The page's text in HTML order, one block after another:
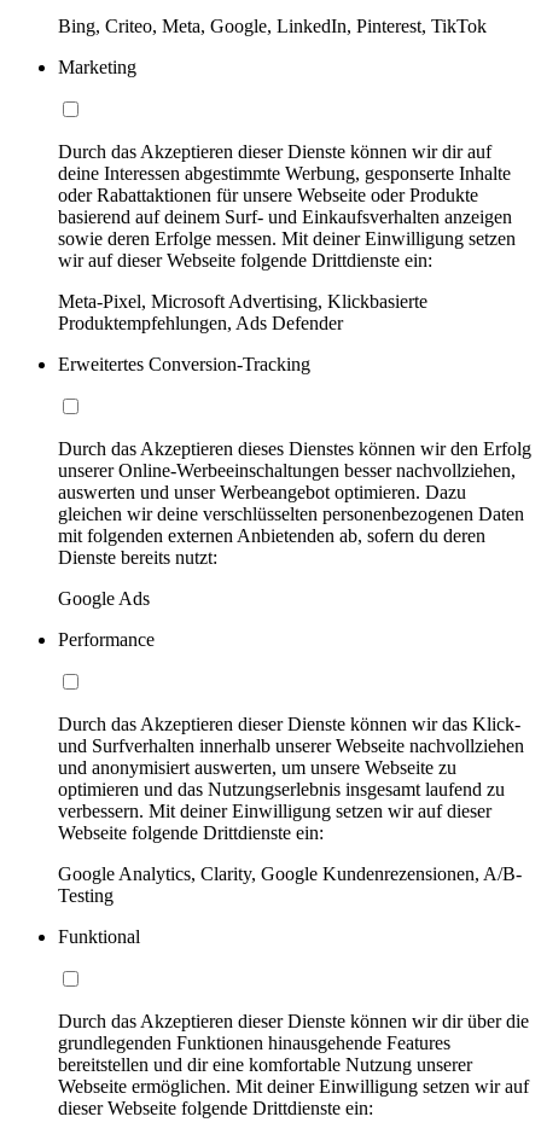
Bing, Criteo, Meta, Google, LinkedIn, Pinterest, TikTok
Marketing
Durch das Akzeptieren dieser Dienste können wir dir auf
deine Interessen abgestimmte Werbung, gesponserte Inhalte
oder Rabattaktionen für unsere Webseite oder Produkte
basierend auf deinem Surf- und Einkaufsverhalten anzeigen
sowie deren Erfolge messen. Mit deiner Einwilligung setzen
wir auf dieser Webseite folgende Drittdienste ein:
Meta-Pixel, Microsoft Advertising, Klickbasierte
Produktempfehlungen, Ads Defender
Erweitertes Conversion-Tracking
Durch das Akzeptieren dieses Dienstes können wir den Erfolg
unserer Online-Werbeeinschaltungen besser nachvollziehen,
auswerten und unser Werbeangebot optimieren. Dazu
gleichen wir deine verschlüsselten personenbezogenen Daten
mit folgenden externen Anbietenden ab, sofern du deren
Dienste bereits nutzt:
Google Ads
Performance
Durch das Akzeptieren dieser Dienste können wir das Klick-
und Surfverhalten innerhalb unserer Webseite nachvollziehen
und anonymisiert auswerten, um unsere Webseite zu
optimieren und das Nutzungserlebnis insgesamt laufend zu
verbessern. Mit deiner Einwilligung setzen wir auf dieser
Webseite folgende Drittdienste ein:
Google Analytics, Clarity, Google Kundenrezensionen, A/B-
Testing
Funktional
Durch das Akzeptieren dieser Dienste können wir dir über die
grundlegenden Funktionen hinausgehende Features
bereitstellen und dir eine komfortable Nutzung unserer
Webseite ermöglichen. Mit deiner Einwilligung setzen wir auf
dieser Webseite folgende Drittdienste ein: